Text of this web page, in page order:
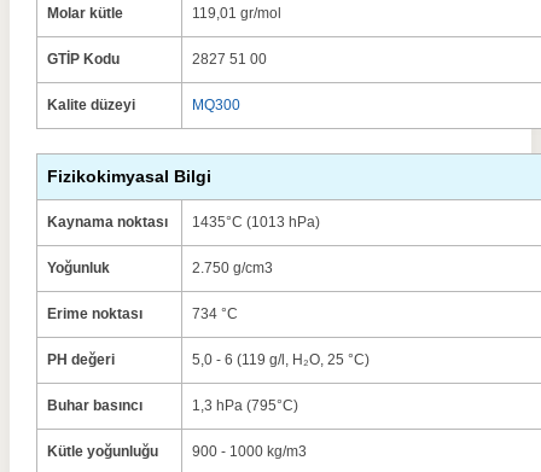
Molar kütle 119,01 gr/mol
GTİP Kodu 2827 51 00
Kalite düzeyi MQ300
Fizikokimyasal Bilgi
Kaynama noktası 1435°C (1013 hPa)
Yoğunluk 2.750 g/cm3
Erime noktası 734 °C
PH değeri 5,0 - 6 (119 g/l, H₂O, 25 °C)
Buhar basıncı 1,3 hPa (795°C)
Kütle yoğunluğu 900 - 1000 kg/m3